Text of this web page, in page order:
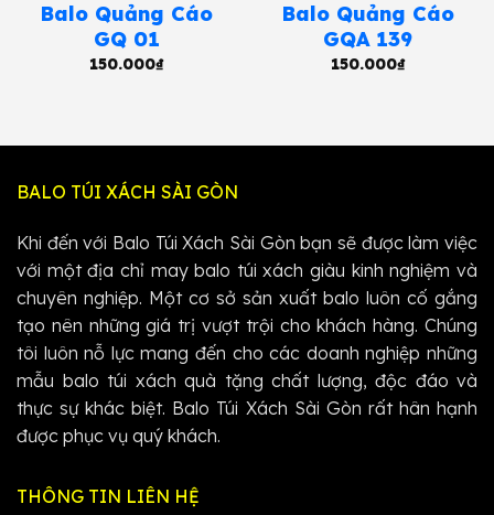
Balo Quảng Cáo
GQ 01
150.000₫
Balo Quảng Cáo
GQA 139
150.000₫
BALO TÚI XÁCH SÀI GÒN
Khi đến với Balo Túi Xách Sài Gòn bạn sẽ được làm việc
với một địa chỉ may balo túi xách giàu kinh nghiệm và
chuyên nghiệp. Một cơ sở sản xuất balo luôn cố gắng
tạo nên những giá trị vượt trội cho khách hàng. Chúng
tôi luôn nỗ lực mang đến cho các doanh nghiệp những
mẫu balo túi xách quà tặng chất lượng, độc đáo và
thực sự khác biệt. Balo Túi Xách Sài Gòn rất hân hạnh
được phục vụ quý khách.
THÔNG TIN LIÊN HỆ